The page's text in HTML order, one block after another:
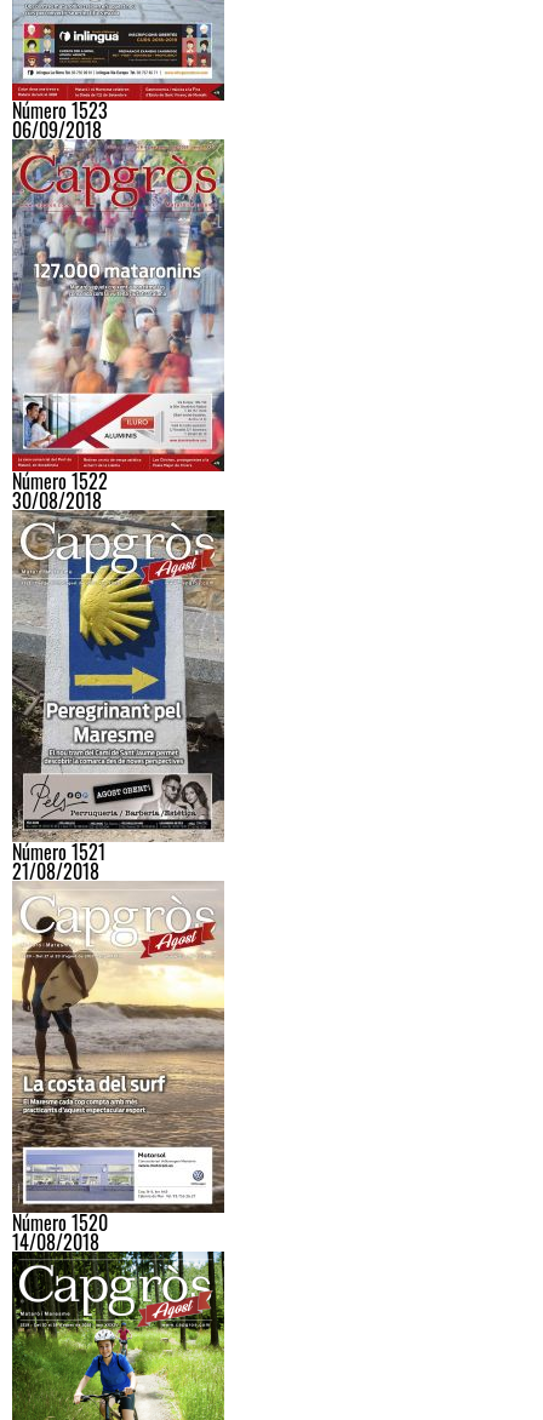
Número 1523
06/09/2018
Número 1522
30/08/2018
Número 1521
21/08/2018
Número 1520
14/08/2018